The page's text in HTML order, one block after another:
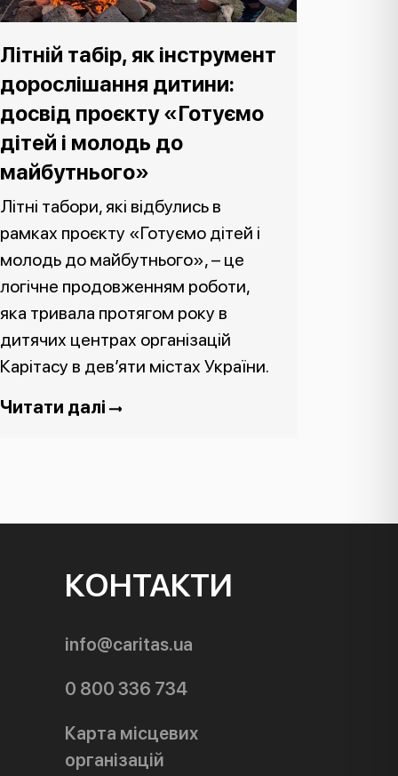
Літній табір, як інструмент
дорослішання дитини:
досвід проєкту «Готуємо
дітей і молодь до
майбутнього»
Літні табори, які відбулись в
рамках проєкту «Готуємо дітей і
молодь до майбутнього», – це
логічне продовженням роботи,
яка тривала протягом року в
дитячих центрах організацій
Карітасу в дев’яти містах України.
Читати далі
КОНТАКТИ
info@caritas.ua
0 800 336 734
Карта місцевих
організацій